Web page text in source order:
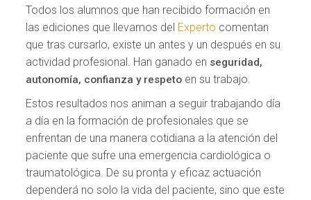
Todos los alumnos que han recibido formación en
las ediciones que llevamos del Experto comentan
que tras cursarlo, existe un antes y un después en su
actividad profesional. Han ganado en seguridad,
autonomía, confianza y respeto en su trabajo.
Estos resultados nos animan a seguir trabajando día
a día en la formación de profesionales que se
enfrentan de una manera cotidiana a la atención del
paciente que sufre una emergencia cardiológica o
traumatológica. De su pronta y eficaz actuación
dependerá no solo la vida del paciente, sino que este